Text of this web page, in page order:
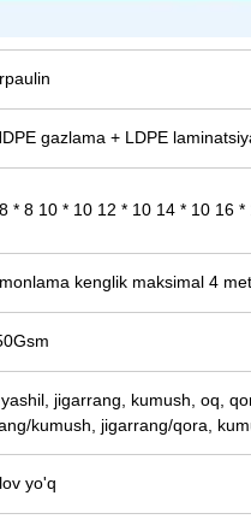
gazlama + LDPE
* 8 10 * 10 12 * 10 14 * 10 16
kenglik maksimal 4
jigarrang, kumush, oq,
kumush, jigarrang/qora,
yo'q